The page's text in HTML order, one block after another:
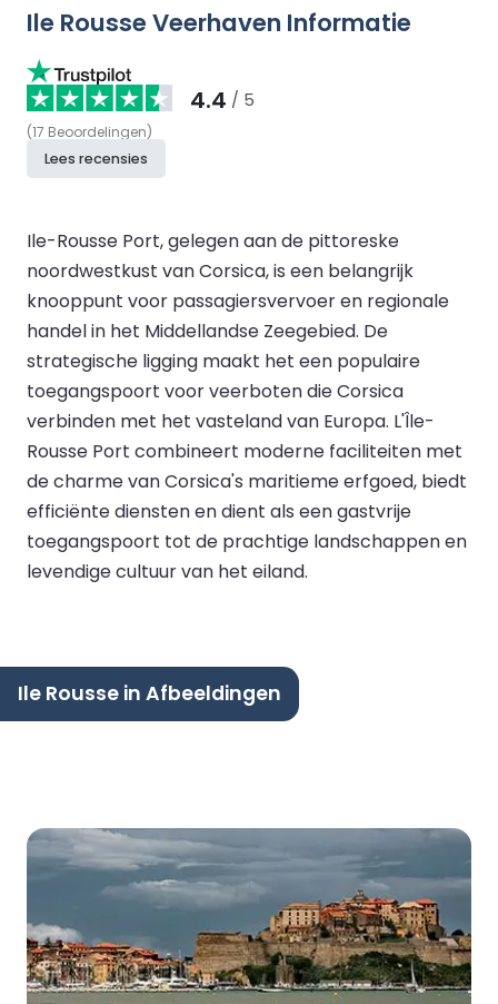
Ile Rousse Veerhaven Informatie
4.4 / 5
(17 Beoordelingen)
Lees recensies
Ile-Rousse Port, gelegen aan de pittoreske
noordwestkust van Corsica, is een belangrijk
knooppunt voor passagiersvervoer en regionale
handel in het Middellandse Zeegebied. De
strategische ligging maakt het een populaire
toegangspoort voor veerboten die Corsica
verbinden met het vasteland van Europa. L'Île-
Rousse Port combineert moderne faciliteiten met
de charme van Corsica's maritieme erfgoed, biedt
efficiënte diensten en dient als een gastvrije
toegangspoort tot de prachtige landschappen en
levendige cultuur van het eiland.
Ile Rousse in Afbeeldingen